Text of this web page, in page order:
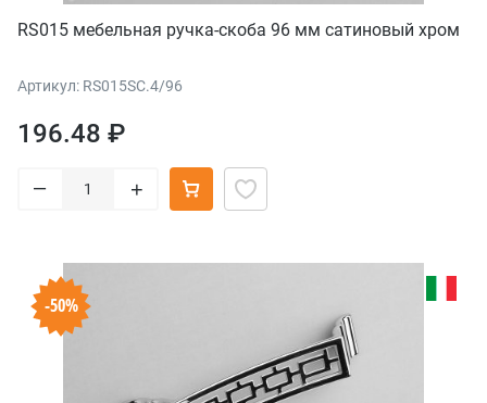
RS015 мебельная ручка-скоба 96 мм сатиновый хром
Артикул: RS015SC.4/96
196.48 ₽
– +
-50%